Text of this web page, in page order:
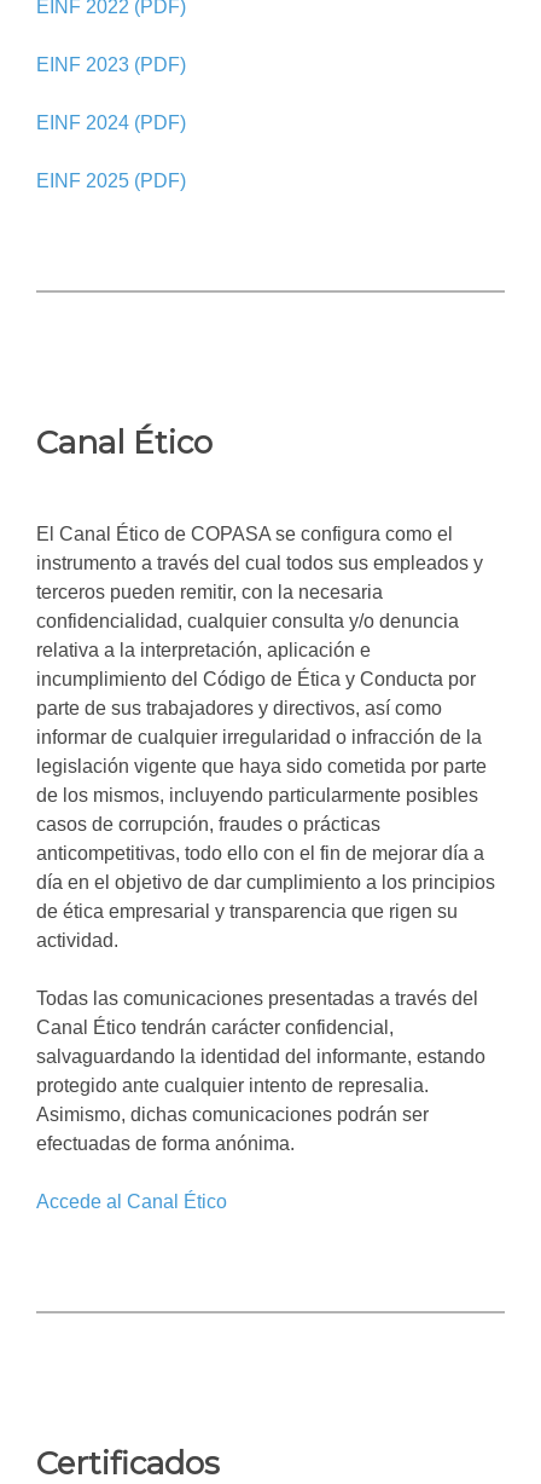
EINF 2022 (PDF)
EINF 2023 (PDF)
EINF 2024 (PDF)
EINF 2025 (PDF)
Canal Ético
El Canal Ético de COPASA se configura como el
instrumento a través del cual todos sus empleados y
terceros pueden remitir, con la necesaria
confidencialidad, cualquier consulta y/o denuncia
relativa a la interpretación, aplicación e
incumplimiento del Código de Ética y Conducta por
parte de sus trabajadores y directivos, así como
informar de cualquier irregularidad o infracción de la
legislación vigente que haya sido cometida por parte
de los mismos, incluyendo particularmente posibles
casos de corrupción, fraudes o prácticas
anticompetitivas, todo ello con el fin de mejorar día a
día en el objetivo de dar cumplimiento a los principios
de ética empresarial y transparencia que rigen su
actividad.
Todas las comunicaciones presentadas a través del
Canal Ético tendrán carácter confidencial,
salvaguardando la identidad del informante, estando
protegido ante cualquier intento de represalia.
Asimismo, dichas comunicaciones podrán ser
efectuadas de forma anónima.
Accede al Canal Ético
Certificados